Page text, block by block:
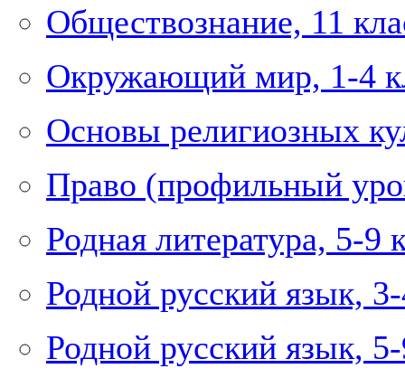
Обществознание, 11
Окружающий мир, 1-4
Основы религиозных
Право (профильный
Родная литература, 5-9
Родной русский язык,
Родной русский язык,